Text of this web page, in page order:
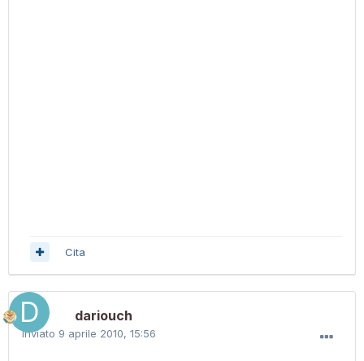
Cita
dariouch
Inviato 9 aprile 2010, 15:56